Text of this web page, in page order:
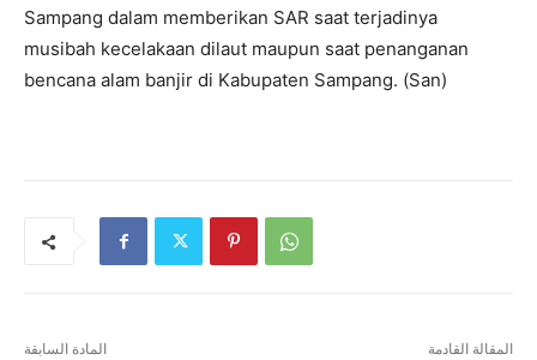
Sampang dalam memberikan SAR saat terjadinya
musibah kecelakaan dilaut maupun saat penanganan
bencana alam banjir di Kabupaten Sampang. (San)
المادة السابقة المقالة القادمة